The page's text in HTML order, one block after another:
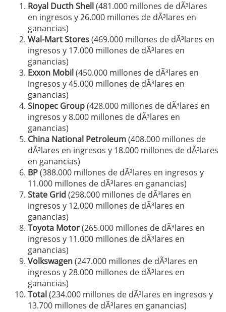
Royal Ducth Shell(481.000 millones de dÃ³lares
en ingresos y 26.000 millones de dÃ³lares en
ganancias)
Wal-Mart Stores(469.000 millones de dÃ³lares en
ingresos y 17.000 millones de dÃ³lares en
ganancias)
Exxon Mobil(450.000 millones de dÃ³lares en
ingresos y 45.000 millones de dÃ³lares en
ganancias)
Sinopec Group(428.000 millones de dÃ³lares en
ingresos y 8.000 millones de dÃ³lares en
ganancias)
China National Petroleum(408.000 millones de
dÃ³lares en ingresos y 18.000 millones de dÃ³lares
en ganancias)
BP(388.000 millones de dÃ³lares en ingresos y
11.000 millones de dÃ³lares en ganancias)
State Grid (298.000 millones de dÃ³lares en
ingresos y 12.000 millones de dÃ³lares en
ganancias)
Toyota Motor(265.000 millones de dÃ³lares en
ingresos y 11.000 millones de dÃ³lares en
ganancias)
Volkswagen(247.000 millones de dÃ³lares en
ingresos y 28.000 millones de dÃ³lares en
ganancias)
Total(234.000 millones de dÃ³lares en ingresos y
13.700 millones de dÃ³lares en ganancias)